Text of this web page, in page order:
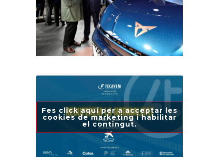
Fes click aquí per a acceptar les
cookies de marketing i habilitar
el contingut.